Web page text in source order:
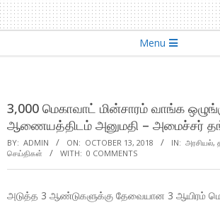
Menu
3,000 மெகாவாட் மின்சாரம் வாங்க
ஆணையத்திடம் அனுமதி – அமைச்சர்
BY: ADMIN ON: OCTOBER 13, 2018 IN: அரசியல்,
செய்திகள்
WITH: 0 COMMENTS
அடுத்த 3 ஆண்டுகளுக்கு தேவையான 3 ஆயிரம்